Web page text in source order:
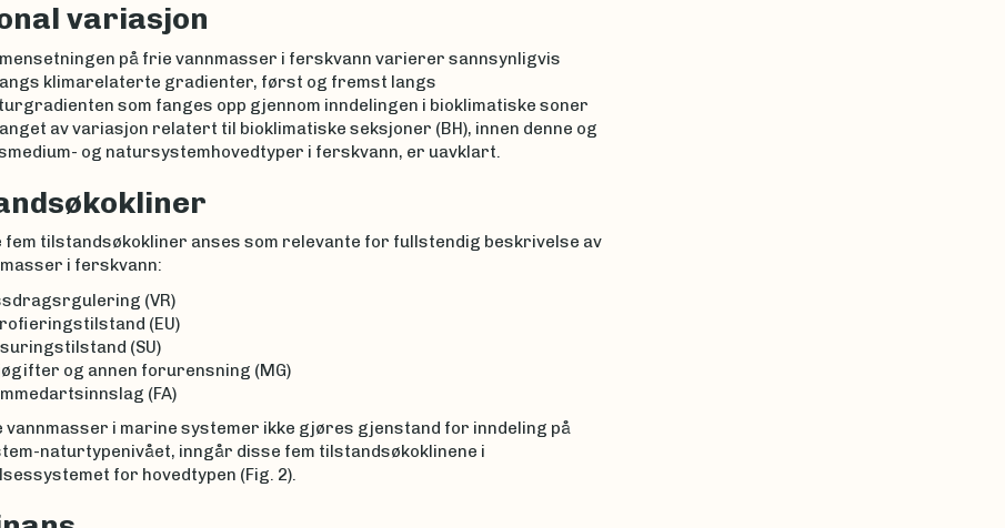
variasjon
på frie vannmasser i ferskvann varierer sannsynligvis
klimarelaterte gradienter, først og fremst langs
som fanges opp gjennom inndelingen i bioklimatiske soner
av variasjon relatert til bioklimatiske seksjoner (BH), innen denne og
og natursystemhovedtyper i ferskvann, er uavklart.
fem tilstandsøkokliner anses som relevante for fullstendig beskrivelse av
i ferskvann:
(VR)
(EU)
(SU)
og annen forurensning (MG)
(FA)
vannmasser i marine systemer ikke gjøres gjenstand for inndeling på
naturtypenivået, inngår disse fem tilstandsøkoklinene i
for hovedtypen (Fig. 2).